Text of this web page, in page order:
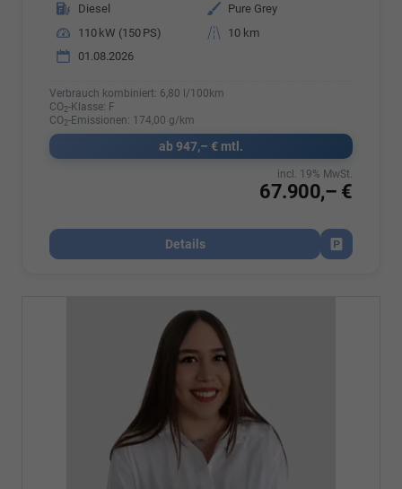
Kraftstoff
Diesel Außenfarbe
Pure Grey
Leistung
110 kW (150 PS) Kilometerstand
10 km
01.08.2026
Verbrauch kombiniert: 6,80 l/100km
CO2-Klasse: F
CO2-Emissionen: 174,00 g/km
ab 947,– € mtl.
67.900,– €
incl. 19% MwSt.
Details
Fahrzeug